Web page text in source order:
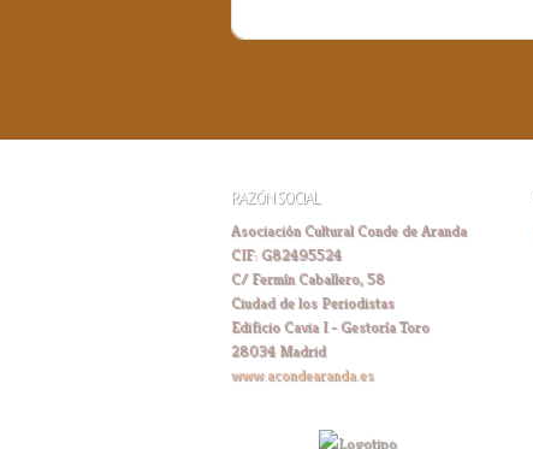
RAZÓN SOCIAL
Asociación Cultural Conde de Aranda
CIF: G82495524
C/ Fermín Caballero, 58
Ciudad de los Periodistas
Edificio Cavia I - Gestoría Toro
28034 Madrid
www.acondearanda.es